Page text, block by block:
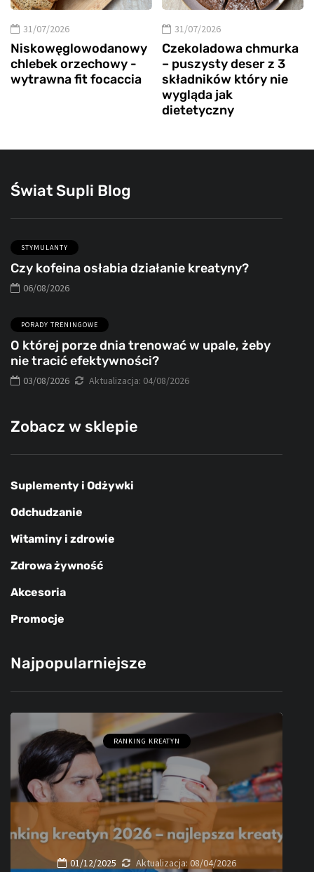
31/07/2026
Niskowęglowodanowy
chlebek orzechowy -
wytrawna fit focaccia
31/07/2026
Czekoladowa chmurka
– puszysty deser z 3
składników który nie
wygląda jak
dietetyczny
Świat Supli Blog
STYMULANTY
Czy kofeina osłabia działanie kreatyny?
06/08/2026
PORADY TRENINGOWE
O której porze dnia trenować w upale, żeby
nie tracić efektywności?
03/08/2026 Aktualizacja: 04/08/2026
Zobacz w sklepie
Suplementy i Odżywki
Odchudzanie
Witaminy i zdrowie
Zdrowa żywność
Akcesoria
Promocje
Najpopularniejsze
RANKING KREATYN
01/12/2025 Aktualizacja: 08/04/2026